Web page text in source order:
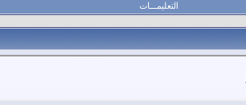
التعليمـــات